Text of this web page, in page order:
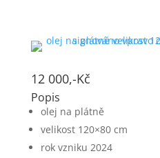
12 000,-Kč
Popis
olej na plátně
velikost 120×80 cm
rok vzniku 2024